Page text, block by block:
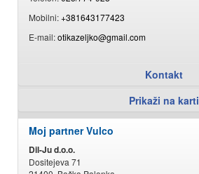
Mobilni:+381643177423
E-mail:otikazeljko@gmail.com
Kontakt
Prikaži na karti
Moj partner Vulco
Dil-Ju d.o.o.
Dositejeva 71